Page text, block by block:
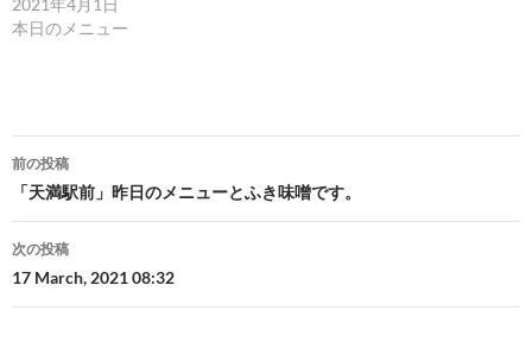
2021年4月1日
本日のメニュー
投
稿
ナ
ビ
前の投稿
「天満駅前」昨日のメニューとふき味噌です。
次の投稿
17 March, 2021 08:32